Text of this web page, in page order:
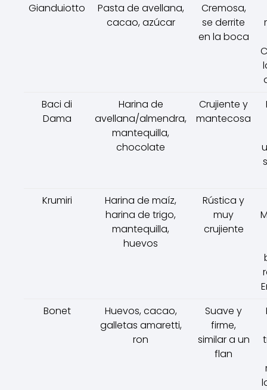
Gianduiotto
Pasta de avellana,
cacao, azúcar
Cremosa,
se derrite
en la boca
Baci di
Dama
Harina de
avellana/almendra,
mantequilla,
chocolate
Crujiente y
mantecosa
Krumiri
Harina de maíz,
harina de trigo,
mantequilla,
huevos
Rústica y
muy
crujiente
Bonet
Huevos, cacao,
galletas amaretti,
ron
Suave y
firme,
similar a un
flan